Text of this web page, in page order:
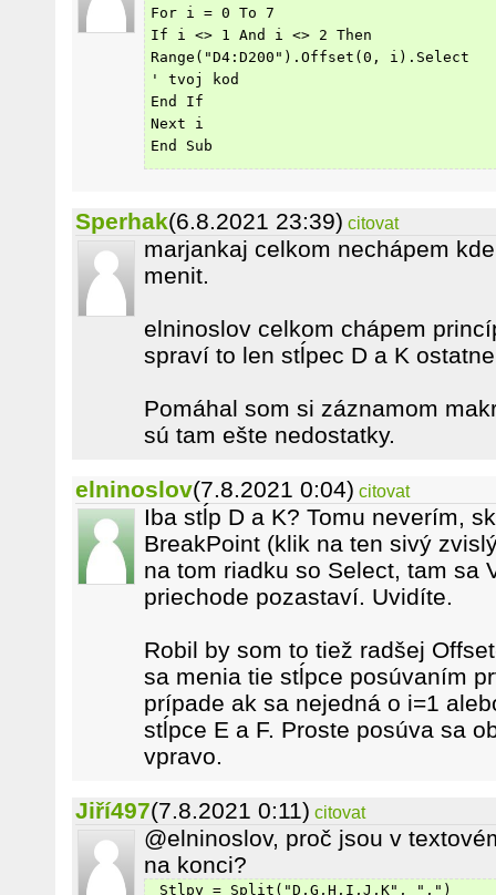
For i = 0 To 7
If i <> 1 And i <> 2 Then
Range("D4:D200").Offset(0, i).Select
' tvoj kod
End If
Next i
End Sub
Sperhak(6.8.2021 23:39) citovat
marjankaj celkom nechápem
menit.
elninoslov celkom chápem
spraví to len stĺpec D a K
Pomáhal som si záznamom
sú tam ešte nedostatky.
elninoslov(7.8.2021 0:04) citovat
Iba stĺp D a K? Tomu neverím,
BreakPoint (klik na ten sivý
na tom riadku so Select, tam sa
priechode pozastaví. Uvidíte.
Robil by som to tiež radšej
sa menia tie stĺpce posúvaním
prípade ak sa nejedná o i=1
stĺpce E a F. Proste posúva sa
vpravo.
Jiří497(7.8.2021 0:11) citovat
@elninoslov, proč jsou v
na konci?
Stlpy = Split("D,G,H,I,J,K", ",")